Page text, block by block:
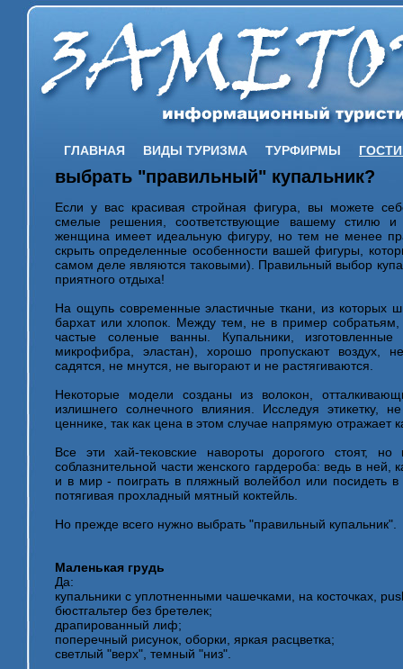
ГЛАВНАЯ ВИДЫ ТУРИЗМА ТУРФИРМЫ
выбрать "правильный" купальник?
Если у вас красивая стройная фигура, вы можете
смелые решения, соответствующие вашему стилю
женщина имеет идеальную фигуру, но тем не менее
скрыть определенные особенности вашей фигуры,
самом деле являются таковыми). Правильный выбор
приятного отдыха!
На ощупь современные эластичные ткани, из которых
бархат или хлопок. Между тем, не в пример
частые соленые ванны. Купальники,
микрофибра, эластан), хорошо пропускают воздух,
садятся, не мнутся, не выгорают и не растягиваются.
Некоторые модели созданы из волокон,
излишнего солнечного влияния. Исследуя этикетку,
ценнике, так как цена в этом случае напрямую отражает
Все эти хай-тековские навороты дорогого стоят,
соблазнительной части женского гардероба: ведь в ней,
и в мир - поиграть в пляжный волейбол или посидеть
потягивая прохладный мятный коктейль.
Но прежде всего нужно выбрать "правильный купальник".
Маленькая грудь
Да:
купальники с уплотненными чашечками, на косточках,
бюстгальтер без бретелек;
драпированный лиф;
поперечный рисунок, оборки, яркая расцветка;
светлый "верх", темный "низ".